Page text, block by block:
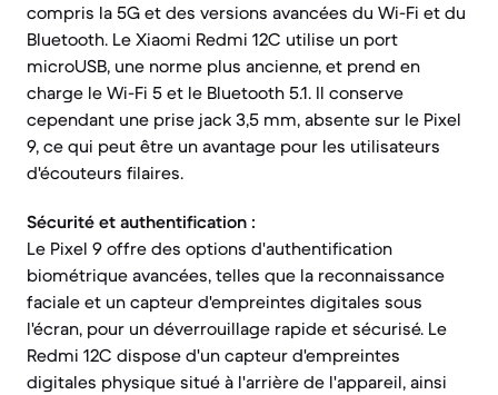
compris la 5G et des versions avancées du Wi-Fi et du
Bluetooth. Le Xiaomi Redmi 12C utilise un port
microUSB, une norme plus ancienne, et prend en
charge le Wi-Fi 5 et le Bluetooth 5.1. Il conserve
cependant une prise jack 3,5 mm, absente sur le Pixel
9, ce qui peut être un avantage pour les utilisateurs
d'écouteurs filaires.
Sécurité et authentification :
Le Pixel 9 offre des options d'authentification
biométrique avancées, telles que la reconnaissance
faciale et un capteur d'empreintes digitales sous
l'écran, pour un déverrouillage rapide et sécurisé. Le
Redmi 12C dispose d'un capteur d'empreintes
digitales physique situé à l'arrière de l'appareil, ainsi